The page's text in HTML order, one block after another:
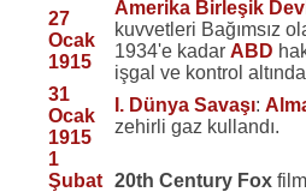
27
Ocak
1915
Amerika Birleşik
kuvvetleri Bağımsız
1934'e kadarABD
işgal ve kontrol
31
Ocak
1915
I. Dünya Savaşı:
zehirli gaz kullandı.
1
Şubat 20th Century Fox